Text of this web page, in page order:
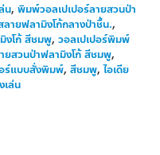
น, พิมพ์วอลเปเปอร์ลายสวนป่า
ายฟลามิงโก้กลางป่าชื้น.,
งโก้ สีชมพู, วอลเปเปอร์พิมพ์
ยสวนป่าฟลามิงโก้ สีชมพู,
ร์แบบสั่งพิมพ์, สีชมพู,ไอเดีย
ล่น